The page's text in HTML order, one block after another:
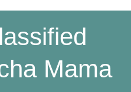
Mama